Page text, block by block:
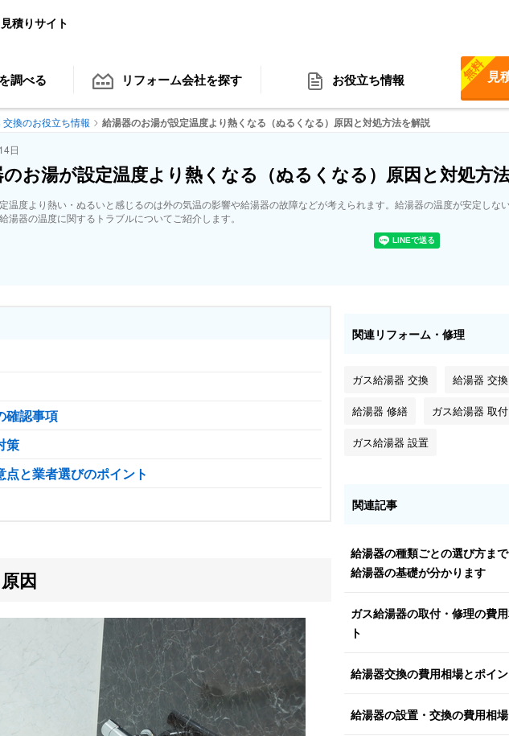
積りサイト
調べる リフォーム会社を探す お役立ち情報 見
無料
交換のお役立ち情報 給湯器のお湯が設定温度より熱くなる（ぬるくなる）原因と対処方法を解説
日
お湯が設定温度より熱くなる（ぬるくなる）原因と対処方
温度より熱い・ぬるいと感じるのは外の気温の影響や給湯器の故障などが考えられます。給湯器の温度が安定しな
湯器の温度に関するトラブルについてご紹介します。
確認事項
策
と業者選びのポイント
因
関連リフォーム・修理
ガス給湯器 交換 給湯器 交換
給湯器 修繕 ガス給湯器 取付
ガス給湯器 設置
関連記事
給湯器の種類ごとの選び方ま
給湯器の基礎が分かります
ガス給湯器の取付・修理の費
ト
給湯器交換の費用相場とポイ
給湯器の設置・交換の費用相